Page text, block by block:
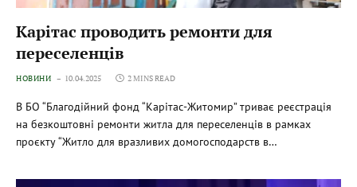
Карітас проводить ремонти для
переселенців
НОВИНИ 10.04.2025 2 MINS READ
В БО “Благодійний фонд “Карітас-Житомир” триває реєстрація
на безкоштовні ремонти житла для переселенців в рамках
проєкту “Житло для вразливих домогосподарств в…